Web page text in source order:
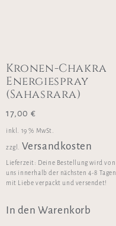
Kronen-Chakra
Energiespray
(Sahasrara)
17,00 €
inkl. 19 % MwSt.
zzgl. Versandkosten
Lieferzeit: Deine Bestellung wird von
uns innerhalb der nächsten 4-8 Tagen
mit Liebe verpackt und versendet!
In den Warenkorb